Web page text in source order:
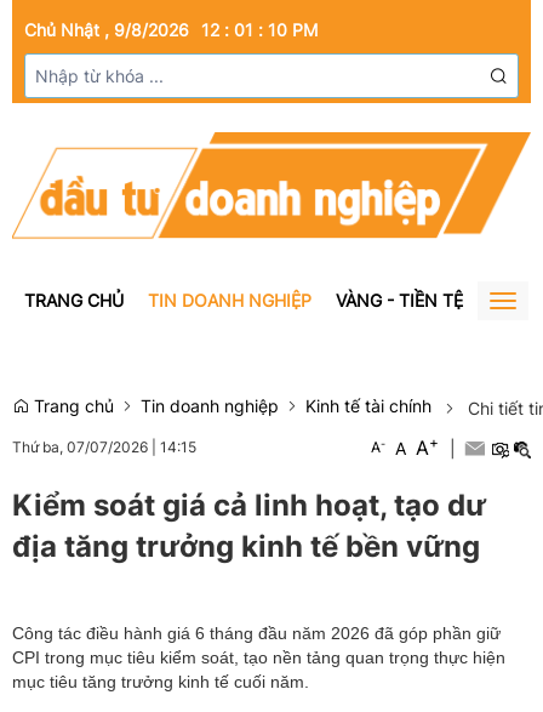
Chủ Nhật , 9/8/2026 12 : 01 : 11PM
TRANG CHỦ TIN DOANH NGHIỆP VÀNG - TIỀN TỆ BẤT
Trang chủ Tin doanh nghiệp Kinh tế tài chính Chi tiết
Thứ ba, 07/07/2026 14:15 A- A A+
Kiểm soát giá cả linh hoạt, tạo dư
địa tăng trưởng kinh tế bền vững
Công tác điều hành giá 6 tháng đầu năm 2026 đã góp phần giữ
CPI trong mục tiêu kiểm soát, tạo nền tảng quan trọng thực hiện
mục tiêu tăng trưởng kinh tế cuối năm.